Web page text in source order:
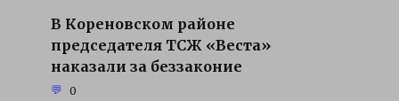
В Кореновском районе
председателя ТСЖ «Веста»
наказали за беззаконие
0